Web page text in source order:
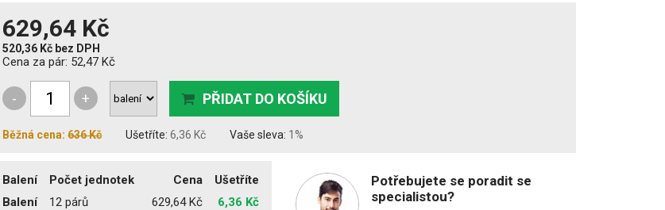
629,64 Kč
520,36 Kč bez DPH
Cena za pár: 52,47 Kč
- + PŘIDAT DO KOŠÍKU
Běžná cena:636 Kč Ušetříte:6,36 Kč Vaše sleva: 1%
Balení Počet jednotek Cena
Ušetříte
Balení
12 párů 629,64 Kč
6,36 Kč
Potřebujete se poradit se
specialistou?